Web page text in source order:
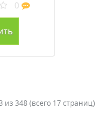
0
из 348 (всего 17 страниц)